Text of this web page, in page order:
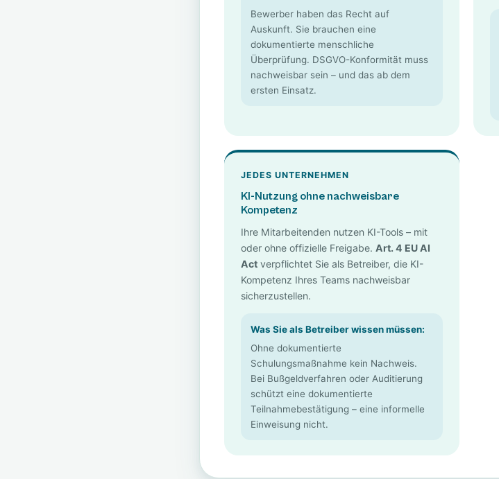
Bewerber haben das Recht auf
Auskunft. Sie brauchen eine
dokumentierte menschliche
Überprüfung. DSGVO-Konformität muss
nachweisbar sein – und das ab dem
ersten Einsatz.
JEDES UNTERNEHMEN
KI-Nutzung ohne nachweisbare
Kompetenz
Ihre Mitarbeitenden nutzen KI-Tools – mit
oder ohne offizielle Freigabe. Art. 4 EU AI
Act verpflichtet Sie als Betreiber, die KI-
Kompetenz Ihres Teams nachweisbar
sicherzustellen.
Was Sie als Betreiber wissen müssen:
Ohne dokumentierte
Schulungsmaßnahme kein Nachweis.
Bei Bußgeldverfahren oder Auditierung
schützt eine dokumentierte
Teilnahmebestätigung – eine informelle
Einweisung nicht.